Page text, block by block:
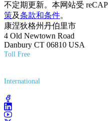
不定期更新。本网站受
策及条款和条件。
康涅狄格州丹伯里市
4 Old Newtown Road
Danbury CT 06810 USA
Toll Free
International